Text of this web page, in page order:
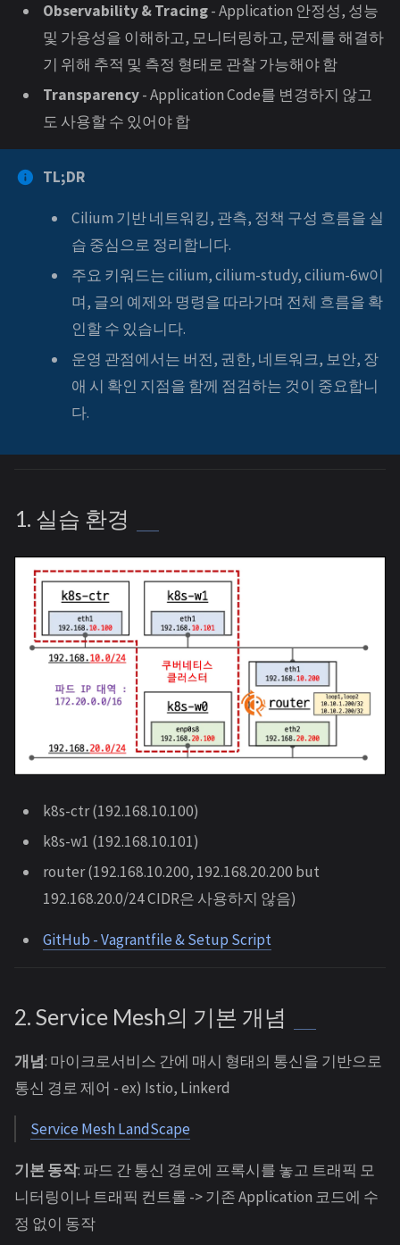
Observability & Tracing- Application 안정성, 성능
및 가용성을 이해하고, 모니터링하고, 문제를 해결하
기 위해 추적 및 측정 형태로 관찰 가능해야 함
Transparency- Application Code를 변경하지 않고
도 사용할 수 있어야 합
TL;DR
Cilium 기반 네트워킹, 관측, 정책 구성 흐름을 실
습 중심으로 정리합니다.
주요 키워드는 cilium, cilium-study, cilium-6w이
며, 글의 예제와 명령을 따라가며 전체 흐름을 확
인할 수 있습니다.
운영 관점에서는 버전, 권한, 네트워크, 보안, 장
애 시 확인 지점을 함께 점검하는 것이 중요합니
다.
1. 실습 환경
k8s-ctr (192.168.10.100)
k8s-w1 (192.168.10.101)
router (192.168.10.200, 192.168.20.200 but
192.168.20.0/24 CIDR은 사용하지 않음)
GitHub - Vagrantfile & Setup Script
2. Service Mesh의 기본 개념
개념: 마이크로서비스 간에 매시 형태의 통신을 기반으로
통신 경로 제어 - ex) Istio, Linkerd
Service Mesh LandScape
기본 동작: 파드 간 통신 경로에 프록시를 놓고 트래픽 모
니터링이나 트래픽 컨트롤 -> 기존 Application 코드에 수
정 없이 동작